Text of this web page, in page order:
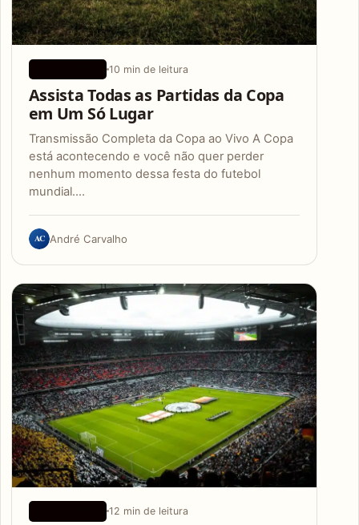
10 min de leitura
Assista Todas as Partidas da Copa
em Um Só Lugar
Transmissão Completa da Copa ao Vivo A Copa
está acontecendo e você não quer perder
nenhum momento dessa festa do futebol
mundial.…
AC André Carvalho
12 min de leitura